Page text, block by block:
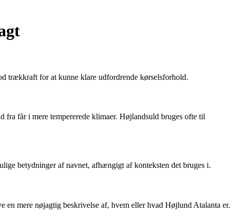
trækkraft for at kunne klare udfordrende kørselsforhold.
får i mere tempererede klimaer. Højlandsuld bruges ofte til
betydninger af navnet, afhængigt af konteksten det bruges i.
mere nøjagtig beskrivelse af, hvem eller hvad Højlund Atalanta er.